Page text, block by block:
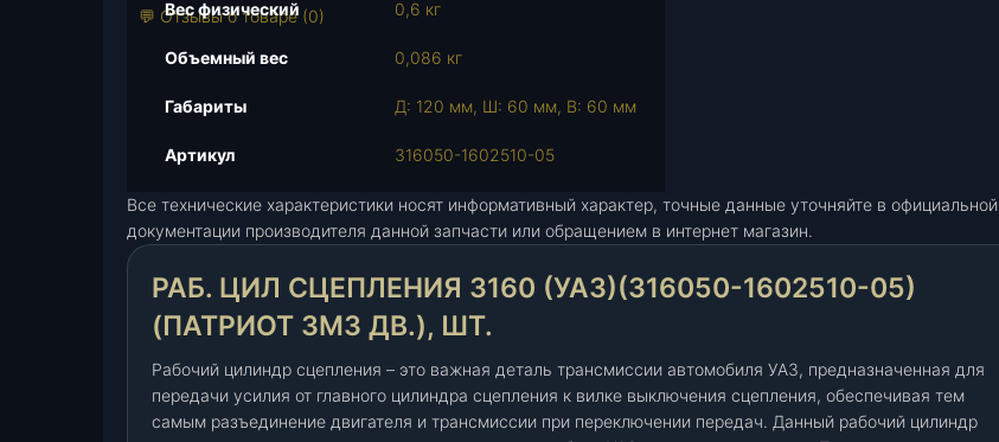
а
ц
и
с
ц
е
п
л
е
💬 Отзывы о товаре (0)
Вес физический 0,6 кг
Объемный вес 0,086 кг
Габариты Д: 120 мм, Ш: 60 мм, В: 60 мм
Артикул 316050-1602510-05
Все технические характеристики носят информативный характер, точные данные уточняйте в официальной
документации производителя данной запчасти или обращением в интернет магазин.
РАБ. ЦИЛ СЦЕПЛЕНИЯ 3160 (УАЗ)(316050-1602510-05)
(ПАТРИОТ ЗМЗ ДВ.), ШТ.
Рабочий цилиндр сцепления – это важная деталь трансмиссии автомобиля УАЗ, предназначенная для
передачи усилия от главного цилиндра сцепления к вилке выключения сцепления, обеспечивая тем
самым разъединение двигателя и трансмиссии при переключении передач. Данный рабочий цилиндр